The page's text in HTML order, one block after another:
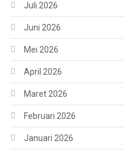
Juli 2026
Juni 2026
Mei 2026
April 2026
Maret 2026
Februari 2026
Januari 2026